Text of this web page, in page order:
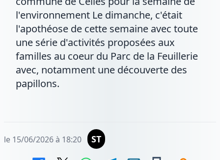
l'environnement Le dimanche, c'était
l'apothéose de cette semaine avec toute
une série d'activités proposées aux
familles au coeur du Parc de la Feuillerie
avec, notamment une découverte des
papillons.
le 15/06/2026 à 18:20 ST